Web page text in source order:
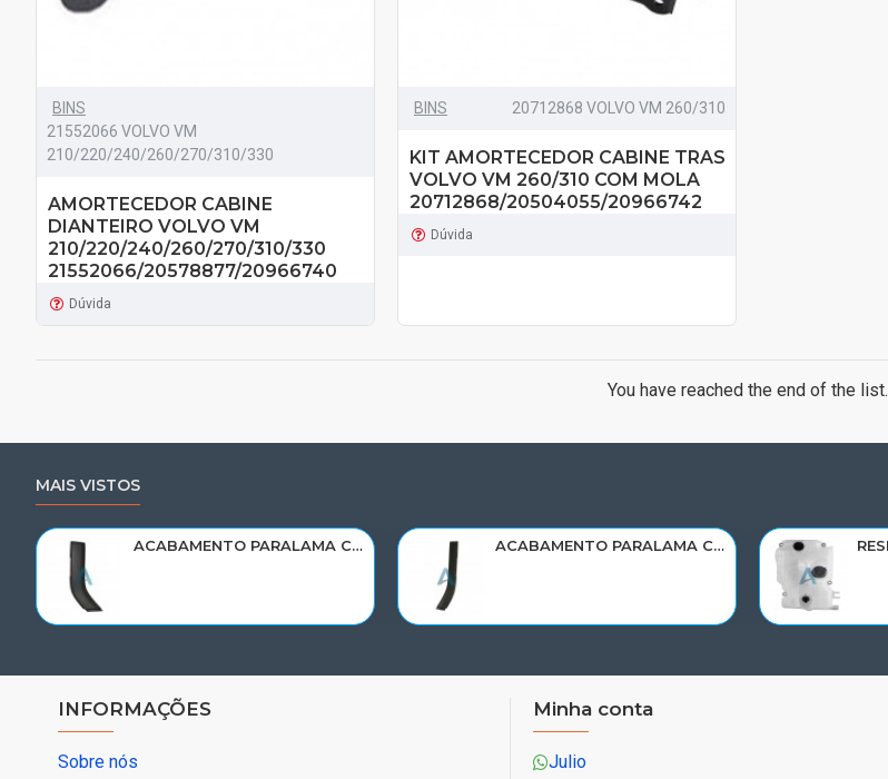
BINS
21552066 VOLVO VM
210/220/240/260/270/310/330
AMORTECEDOR CABINE
DIANTEIRO VOLVO VM
210/220/240/260/270/310/330
21552066/20578877/20966740
Dúvida
BINS 20712868 VOLVO VM 260/310
KIT AMORTECEDOR CABINE TRAS
VOLVO VM 260/310 COM MOLA
20712868/20504055/20966742
Dúvida
You have reached the end of the list.
MAIS VISTOS
ACABAMENTO PARALAMA CABINE SCANIA NTG P/G/R/S LE PARTE TRAS 2297995 ACABAMENTO PARALAMA CABINE SCANIA NTG P/G/R/S LD PARTE TRAS 2297996
INFORMAÇÕES
Sobre nós
Minha conta
Julio